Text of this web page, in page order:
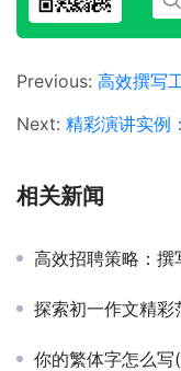
Previous: 高效撰写工作思路
Next: 精彩演讲实例：800字演讲
相关新闻
高效招聘策略：撰写专业招聘计
探索初一作文精彩范文的
你的繁体字怎么写